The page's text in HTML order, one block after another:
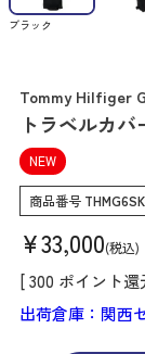
ブラック
Tommy Hilfiger
トラベルカ
NEW
商品番号
¥33,000 税込
[300 ポイント還
出荷倉庫：関西